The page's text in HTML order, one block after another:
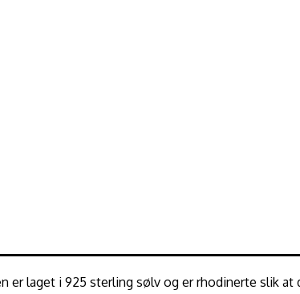
laget i 925 sterling sølv og er rhodinerte slik at